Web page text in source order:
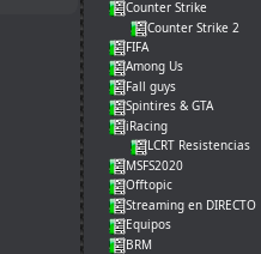
Counter Strike
Counter Strike 2
FIFA
Among Us
Fall guys
Spintires & GTA
iRacing
LCRT Resistencias
MSFS2020
Offtopic
Streaming en DIRECTO
Equipos
BRM